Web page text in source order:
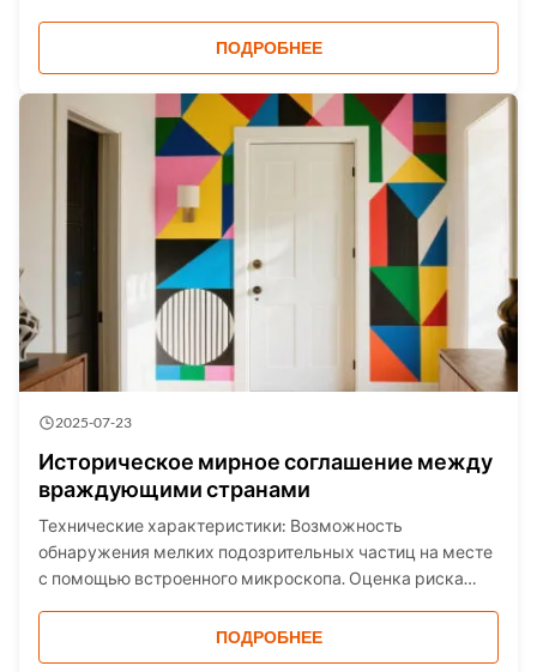
встроенного микроскопа. Оценка риска
воспламенения и автоматическая остановка лазера.
Проникновение через коричневое стекло, нек...
ПОДРОБНЕЕ
2025-07-23
Историческое мирное соглашение между
враждующими странами
Технические характеристики: Возможность
обнаружения мелких подозрительных частиц на месте
с помощью встроенного микроскопа. Оценка риска
Маленький и легкий, его можно легко носить с собой и
использовать. Проникновение через коричневое
ПОДРОБНЕЕ